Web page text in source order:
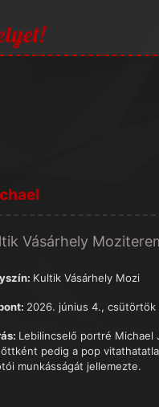
Vásárhely
Kultik Vásárhely Mozi
2026. június 4., csütörtök
Lebilincselő portré
pedig a pop
munkásságát jellemezte.